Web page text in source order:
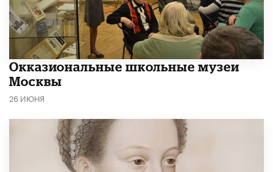
​Окказиональные школьные музеи
Москвы
26 ИЮНЯ